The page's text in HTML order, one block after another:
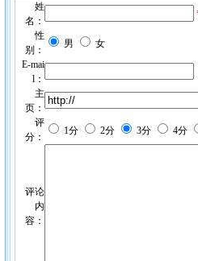
姓
名：
性
别：
男
女
E-mai
l：
主
页：
评
分：
1分 2分 3分 4分
评论
内
容：